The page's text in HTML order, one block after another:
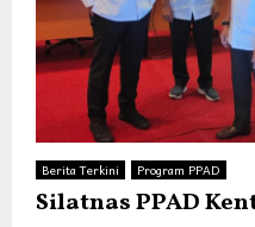
Berita Terkini Program PPAD
Silatnas PPAD